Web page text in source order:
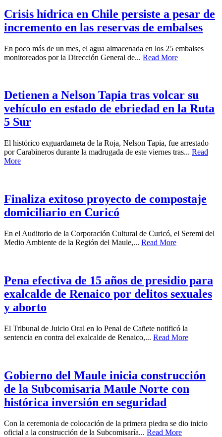
Crisis hídrica en Chile persiste a pesar de
incremento en las reservas de embalses
En poco más de un mes, el agua almacenada en los 25 embalses
monitoreados por la Dirección General de... Read More
Detienen a Nelson Tapia tras volcar su
vehículo en estado de ebriedad en la Ruta
5 Sur
El histórico exguardameta de la Roja, Nelson Tapia, fue arrestado
por Carabineros durante la madrugada de este viernes tras... Read
More
Finaliza exitoso proyecto de compostaje
domiciliario en Curicó
En el Auditorio de la Corporación Cultural de Curicó, el Seremi del
Medio Ambiente de la Región del Maule,... Read More
Pena efectiva de 15 años de presidio para
exalcalde de Renaico por delitos sexuales
y aborto
El Tribunal de Juicio Oral en lo Penal de Cañete notificó la
sentencia en contra del exalcalde de Renaico,... Read More
Gobierno del Maule inicia construcción
de la Subcomisaría Maule Norte con
histórica inversión en seguridad
Con la ceremonia de colocación de la primera piedra se dio inicio
oficial a la construcción de la Subcomisaría... Read More